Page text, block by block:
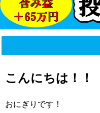
こんにちは！！
おにぎりです！